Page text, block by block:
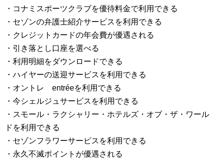
・コナミスポーツクラブを優待料金で利用できる
・セゾンの弁護士紹介サービスを利用できる
・クレジットカードの年会費が優遇される
・引き落とし口座を選べる
・利用明細をダウンロードできる
・ハイヤーの送迎サービスを利用できる
・オントレ entréeを利用できる
・今シェルジュサービスを利用できる
・スモール・ラクシャリー・ホテルズ・オブ・ザ・ワール
ドを利用できる
・セゾンフラワーサービスを利用できる
・永久不滅ポイントが優遇される